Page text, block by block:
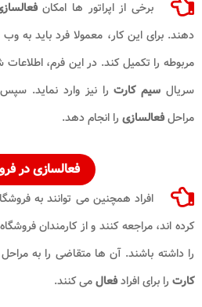
برخی از اپراتور ها امکان
دهند. برای این کار، معمولا فرد باید به
مربوطه را تکمیل کند. در این فرم،
سریال سیم کارترا نیز وارد نماید.
مراحلفعالسازی را انجام دهد.
فعالسازی در
افراد همچنین می توانند به
کرده اند، مراجعه کنند و از کارمندان
را داشته باشند. آن ها متقاضی را به
کارت را برای افرادفعالمی کنند.